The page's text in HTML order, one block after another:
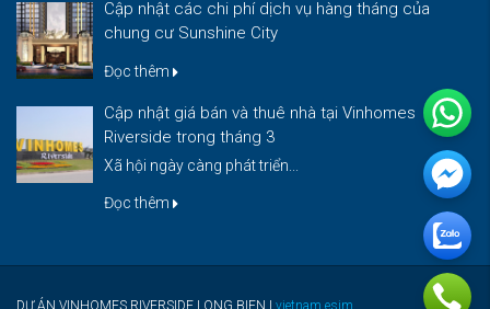
Cập nhật các chi phí dịch vụ hàng tháng của
chung cư Sunshine City
Đọc thêm
Cập nhật giá bán và thuê nhà tại Vinhomes
Riverside trong tháng 3
Xã hội ngày càng phát triển...
Đọc thêm
DỰ ÁN VINHOMES RIVERSIDE LONG BIEN | vietnam esim